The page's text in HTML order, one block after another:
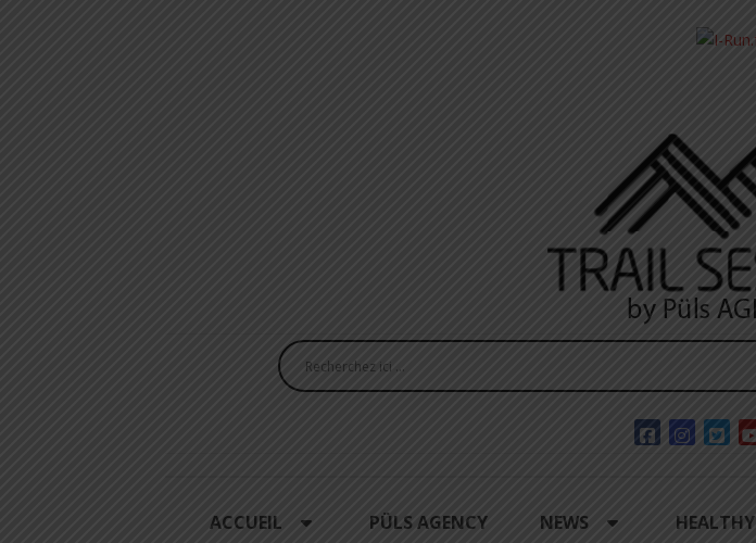
ACCUEIL PÜLS AGENCY NEWS HEALTHY